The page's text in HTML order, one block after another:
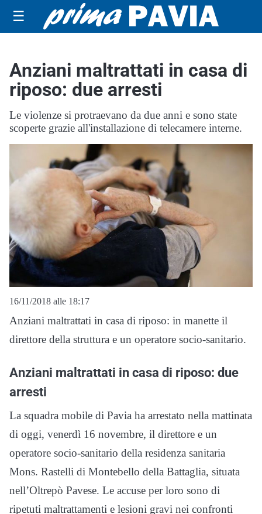
☰
Anziani maltrattati in casa di
riposo: due arresti
Le violenze si protraevano da due anni e sono state
scoperte grazie all'installazione di telecamere interne.
16/11/2018 alle 18:17
Anziani maltrattati in casa di riposo: in manette il
direttore della struttura e un operatore socio-sanitario.
Anziani maltrattati in casa di riposo: due
arresti
La squadra mobile di Pavia ha arrestato nella mattinata
di oggi, venerdì 16 novembre, il direttore e un
operatore socio-sanitario della residenza sanitaria
Mons. Rastelli di Montebello della Battaglia, situata
nell’Oltrepò Pavese. Le accuse per loro sono di
ripetuti maltrattamenti e lesioni gravi nei confronti